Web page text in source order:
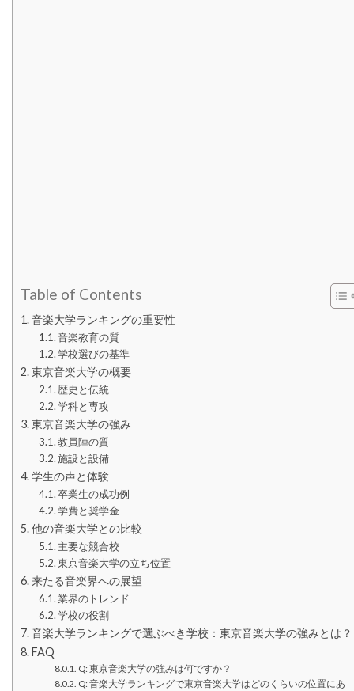
Table of Contents
音楽大学ランキングの重要性
音楽教育の質
学校選びの基準
東京音楽大学の概要
歴史と伝統
学科と専攻
東京音楽大学の強み
教員陣の質
施設と設備
学生の声と体験
卒業生の成功例
学費と奨学金
他の音楽大学との比較
主要な競合校
東京音楽大学の立ち位置
来たる音楽界への展望
業界のトレンド
学校の役割
音楽大学ランキングで選ぶべき学校：東京音楽大学の強みとは？
FAQ
Q: 東京音楽大学の強みは何ですか？
Q: 音楽大学ランキングで東京音楽大学はどのくらいの位置にあ